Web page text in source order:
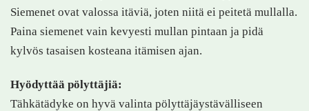
Siemenet ovat valossa itäviä, joten niitä ei peitetä mullalla.
Paina siemenet vain kevyesti mullan pintaan ja pidä
kylvös tasaisen kosteana itämisen ajan.
Hyödyttää pölyttäjiä:
Tähkätädyke on hyvä valinta pölyttäjäystävälliseen